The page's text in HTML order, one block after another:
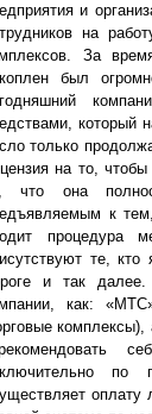
и
на
За
был
который
только
на то,
что она
к
процедура
те, кто
и так
как:
по